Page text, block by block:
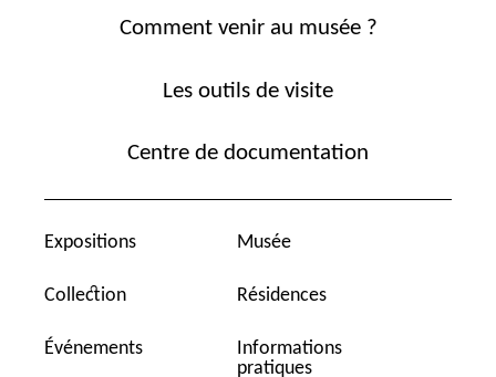
Comment venir au musée ?
Les outils de visite
Centre de documentation
Expositions
Collection
Événements
Musée
Résidences
Informations
pratiques